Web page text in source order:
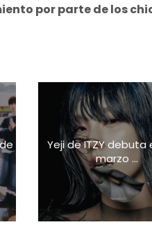
por parte de los
Yeji de ITZY debuta
marzo ...